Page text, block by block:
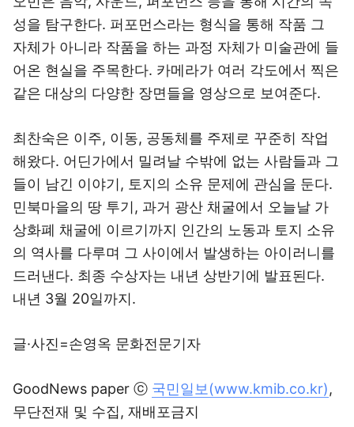
성을 탐구한다. 퍼포먼스라는 형식을 통해 작품 그
자체가 아니라 작품을 하는 과정 자체가 미술관에 들
어온 현실을 주목한다. 카메라가 여러 각도에서 찍은
같은 대상의 다양한 장면들을 영상으로 보여준다.
최찬숙은 이주, 이동, 공동체를 주제로 꾸준히 작업
해왔다. 어딘가에서 밀려날 수밖에 없는 사람들과 그
들이 남긴 이야기, 토지의 소유 문제에 관심을 둔다.
민북마을의 땅 투기, 과거 광산 채굴에서 오늘날 가
상화폐 채굴에 이르기까지 인간의 노동과 토지 소유
의 역사를 다루며 그 사이에서 발생하는 아이러니를
드러낸다. 최종 수상자는 내년 상반기에 발표된다.
내년 3월 20일까지.
글·사진=손영옥 문화전문기자
GoodNews paper ⓒ 국민일보(www.kmib.co.kr),
무단전재 및 수집, 재배포금지